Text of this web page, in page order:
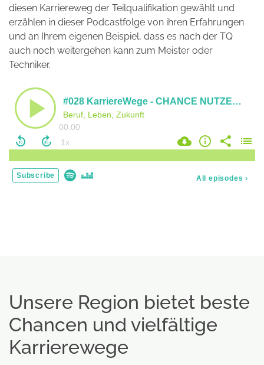
diesen Karriereweg der Teilqualifikation gewählt und
erzählen in dieser Podcastfolge von ihren Erfahrungen
und an Ihrem eigenen Beispiel, dass es nach der TQ
auch noch weitergehen kann zum Meister oder
Techniker.
Unsere Region bietet beste
Chancen und vielfältige
Karrierewege